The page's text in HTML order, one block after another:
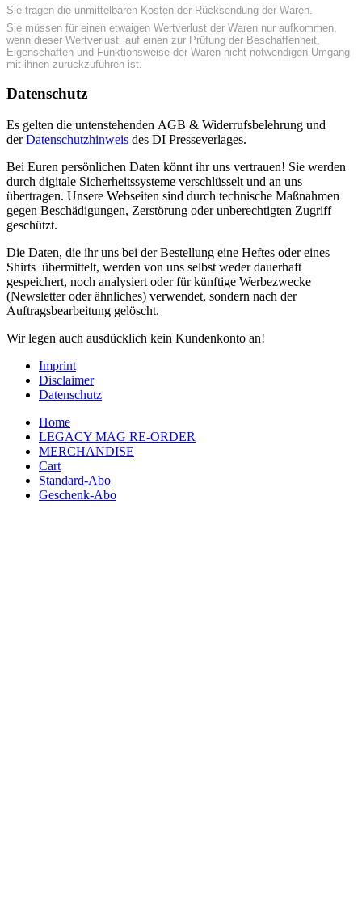
Sie tragen die unmittelbaren Kosten der Rücksendung der Waren.
Sie müssen für einen etwaigen Wertverlust der Waren nur aufkommen,
wenn dieser Wertverlust auf einen zur Prüfung der Beschaffenheit,
Eigenschaften und Funktionsweise der Waren nicht notwendigen Umgang
mit ihnen zurückzuführen ist.
Datenschutz
Es gelten die untenstehenden AGB & Widerrufsbelehrung und
derDatenschutzhinweis des DI Presseverlages.
Bei Euren persönlichen Daten könnt ihr uns vertrauen! Sie werden
durch digitale Sicherheitssysteme verschlüsselt und an uns
übertragen. Unsere Webseiten sind durch technische Maßnahmen
gegen Beschädigungen, Zerstörung oder unberechtigten Zugriff
geschützt.
Die Daten, die ihr uns bei der Bestellung eine Heftes oder eines
Shirts übermittelt, werden von uns selbst weder dauerhaft
gespeichert, noch analysiert oder für künftige Werbezwecke
(Newsletter oder ähnliches) verwendet, sondern nach der
Auftragsbearbeitung gelöscht.
Wir legen auch ausdücklich kein Kundenkonto an!
Imprint
Disclaimer
Datenschutz
Home
LEGACY MAG RE-ORDER
MERCHANDISE
Cart
Standard-Abo
Geschenk-Abo